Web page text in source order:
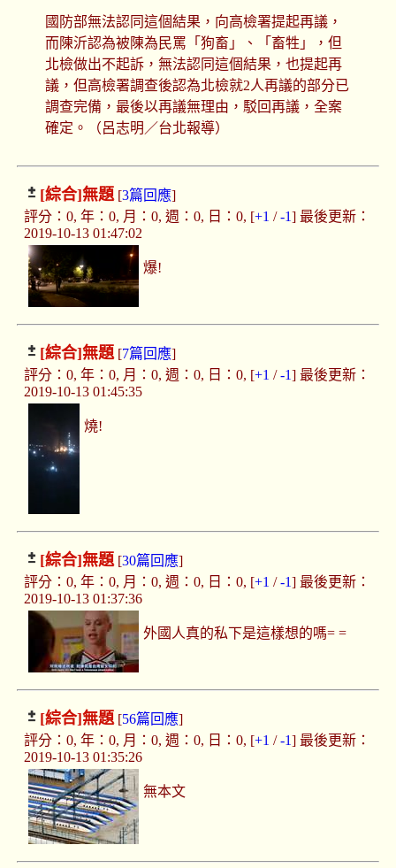
國防部無法認同這個結果，向高檢署提起再議，
而陳沂認為被陳為民罵「狗畜」、「畜牲」，但
北檢做出不起訴，無法認同這個結果，也提起再
議，但高檢署調查後認為北檢就2人再議的部分已
調查完備，最後以再議無理由，駁回再議，全案
確定。（呂志明／台北報導）
[綜合]無題[3篇回應]
評分：0, 年：0, 月：0, 週：0, 日：0, [+1 /-1] 最後更新：
2019-10-13 01:47:02
爆!
[綜合]無題[7篇回應]
評分：0, 年：0, 月：0, 週：0, 日：0, [+1 /-1] 最後更新：
2019-10-13 01:45:35
燒!
[綜合]無題[30篇回應]
評分：0, 年：0, 月：0, 週：0, 日：0, [+1 /-1] 最後更新：
2019-10-13 01:37:36
外國人真的私下是這樣想的嗎= =
[綜合]無題[56篇回應]
評分：0, 年：0, 月：0, 週：0, 日：0, [+1 /-1] 最後更新：
2019-10-13 01:35:26
無本文